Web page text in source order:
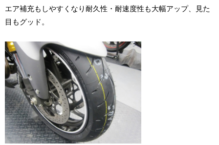
エア補充もしやすくなり耐久性・耐速度性も大幅アップ、見た
目もグッド。